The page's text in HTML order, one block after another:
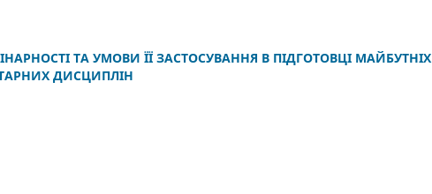
ТА УМОВИ ЇЇ ЗАСТОСУВАННЯ В ПІДГОТОВЦІ МАЙБУТНІХ
ДИСЦИПЛІН